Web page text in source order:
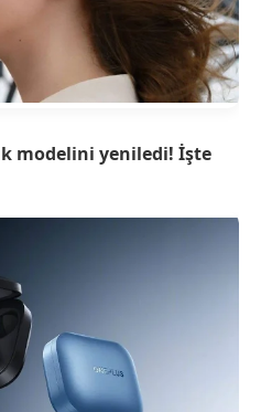
modelini yeniledi! İşte